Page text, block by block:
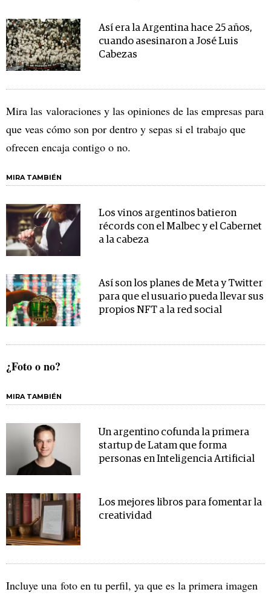
Así era la Argentina hace 25 años,
cuando asesinaron a José Luis
Cabezas
Mira las valoraciones y las opiniones de las empresas para
que veas cómo son por dentro y sepas si el trabajo que
ofrecen encaja contigo o no.
MIRA TAMBIÉN
Los vinos argentinos batieron
récords con el Malbec y el Cabernet
a la cabeza
Así son los planes de Meta y Twitter
para que el usuario pueda llevar sus
propios NFT a la red social
¿Foto o no?
MIRA TAMBIÉN
Un argentino cofunda la primera
startup de Latam que forma
personas en Inteligencia Artificial
Los mejores libros para fomentar la
creatividad
Incluye una foto en tu perfil, ya que es la primera imagen